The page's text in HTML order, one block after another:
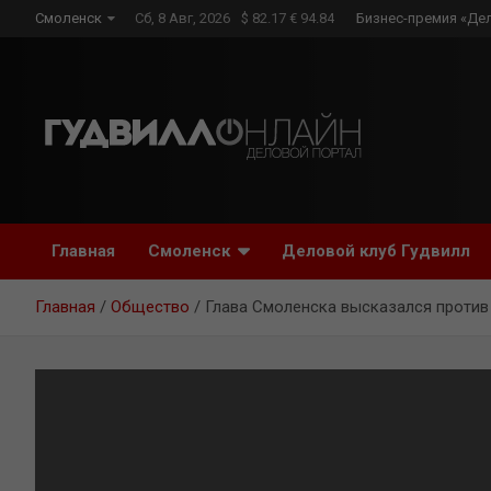
Смоленск Сб, 8 Авг, 2026 $ 82.17 € 94.84 Бизнес-премия
Главная Смоленск Деловой клуб Гудвилл
Главная Общество Глава Смоленска высказался